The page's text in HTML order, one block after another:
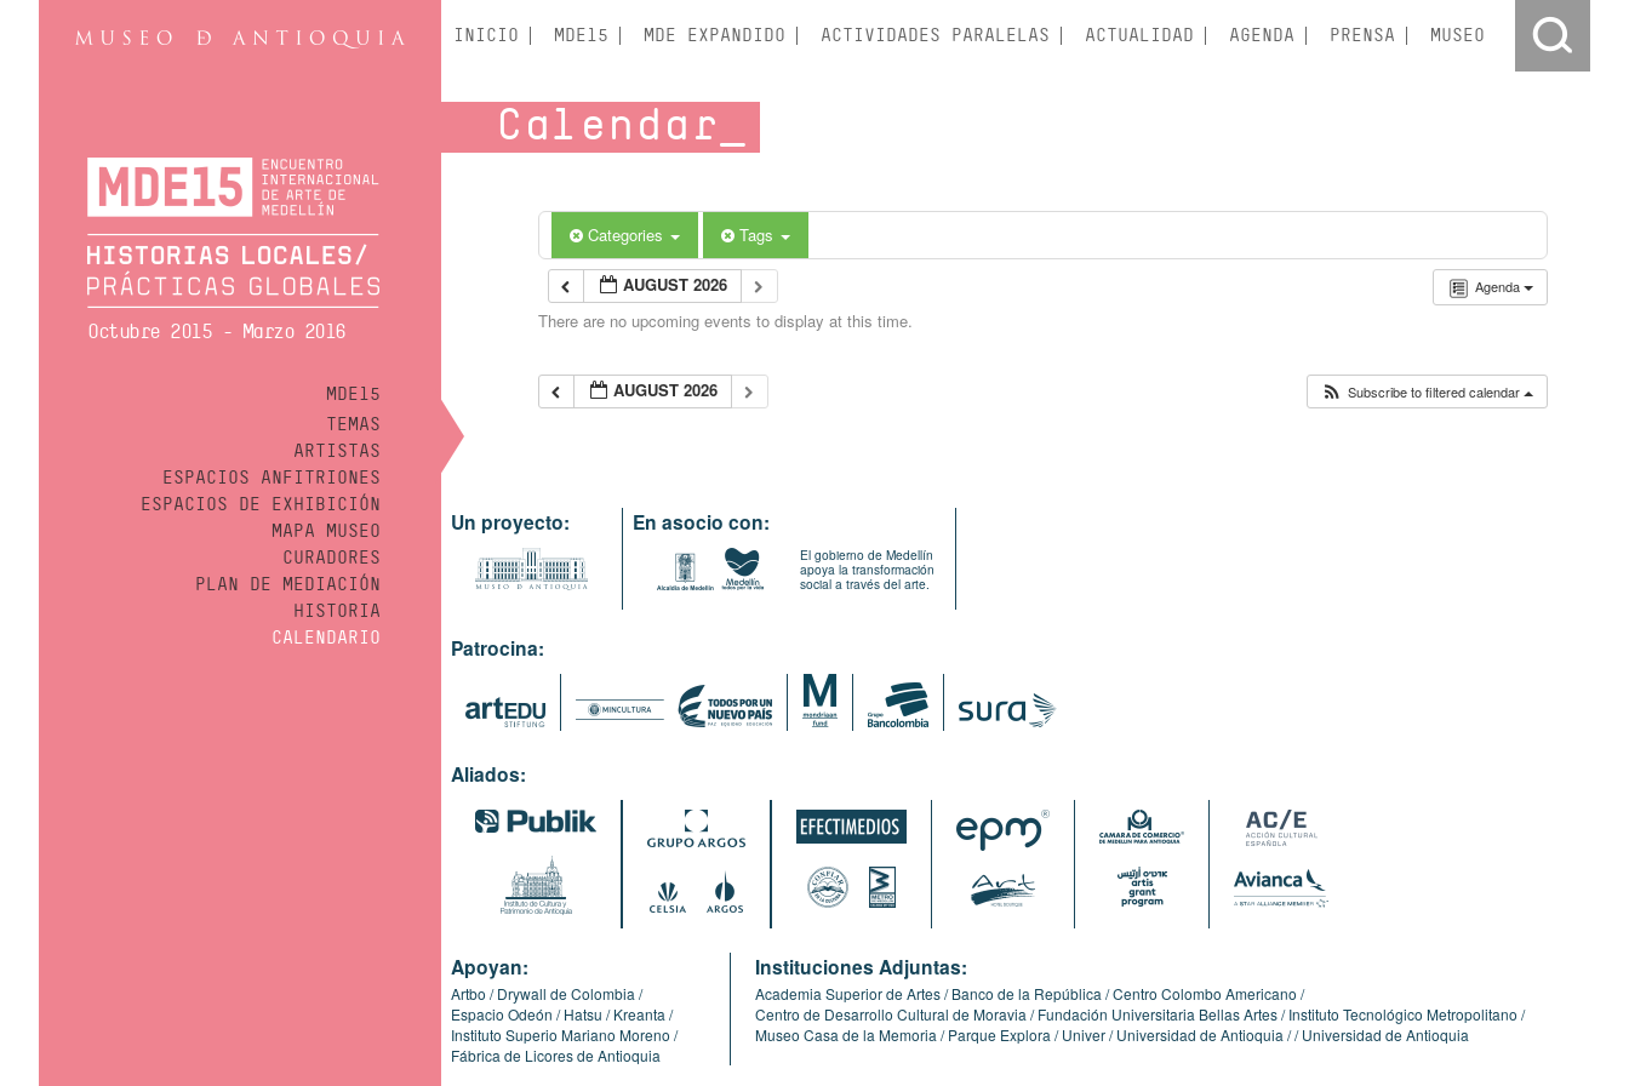
Octubre 2015 - Marzo 2016
MDE15
TEMAS
ARTISTAS
ESPACIOS ANFITRIONES
ESPACIOS DE EXHIBICIÓN
MAPA MUSEO
CURADORES
PLAN DE MEDIACIÓN
HISTORIA
CALENDARIO
INICIO MDE15 MDE EXPANDIDO ACTIVIDADES PARALELAS ACTUALIDAD AGENDA PRENSA MUSEO
Calendar
Categories Tags
Agenda
AUGUST 2026
There are no upcoming events to display at this time.
AUGUST 2026 Subscribe to filtered calendar
Un proyecto: En asocio con:
El gobierno de Medellín
apoya la transformación
social a través del arte.
Patrocina:
Aliados:
Apoyan:
Artbo
Drywall de Colombia
Espacio Odeón
Hatsu
Kreanta
Instituto Superio Mariano Moreno
Fábrica de Licores de Antioquia
Instituciones Adjuntas:
Academia Superior de Artes Banco de la República Centro Colombo Americano
Centro de Desarrollo Cultural de Moravia
Fundación Universitaria Bellas Artes Instituto Tecnológico Metropolitano
Museo Casa de la Memoria
Parque Explora Univer Universidad de Antioquia Universidad de Antioquia